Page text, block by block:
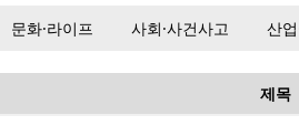
문화·라이프 사회·사건사고 산업
제목